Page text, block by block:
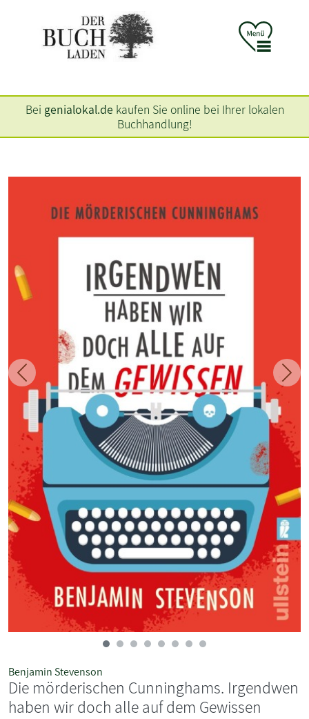
Bei genialokal.de kaufen Sie online bei Ihrer lokalen
Buchhandlung!
Zurück
Benjamin Stevenson
Die mörderischen Cunninghams. Irgendwen
haben wir doch alle auf dem Gewissen